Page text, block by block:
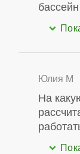
Юлия М
На